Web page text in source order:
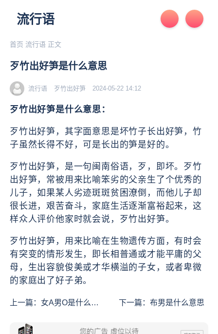
流行语
首页 流行语 正文
歹竹出好笋是什么意思
流行语 歹竹出好笋 2024-05-22 14:12
歹竹出好笋是什么意思：
歹竹出好笋，其字面意思是坏竹子长出好笋，竹
子虽然长得不好，可是长出的笋是好的。
歹竹出好笋，是一句闽南俗语，歹，即坏。歹竹
出好笋，常被用来比喻笨劣的父亲生了个优秀的
儿子，如果某人劣迹斑斑贫困潦倒，而他儿子却
很长进，艰苦奋斗，家庭生活逐渐富裕起来，这
样众人评价他家时就会说，歹竹出好笋。
歹竹出好笋，用来比喻在生物遗传方面，有时会
有突变的情形发生，即长相普通或才能平庸的父
母，生出容貌俊美或才华横溢的子女，或者卑微
的家庭出了好子弟。
上一篇： 女A男O是什么意
下一篇：布男是什么意思